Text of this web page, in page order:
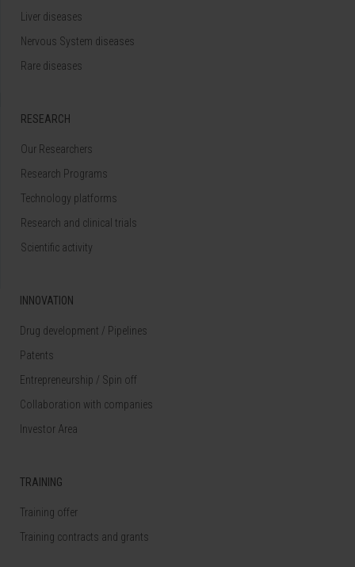
Liver diseases
Nervous System diseases
Rare diseases
RESEARCH
Our Researchers
Research Programs
Technology platforms
Research and clinical trials
Scientific activity
INNOVATION
Drug development / Pipelines
Patents
Entrepreneurship / Spin off
Collaboration with companies
Investor Area
TRAINING
Training offer
Training contracts and grants